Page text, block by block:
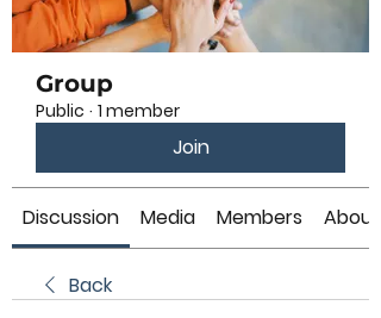
Group
Public · 1 member
Join
Discussion Media Members About
Back